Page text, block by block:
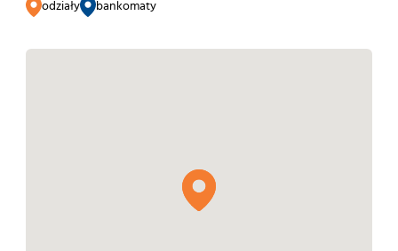
odziały bankomaty